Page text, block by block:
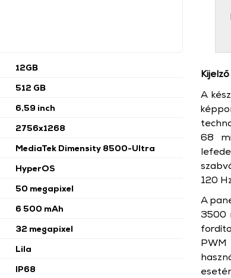
12GB
512 GB
6,59 inch
2756x1268
MediaTek Dimensity 8500-Ultra
HyperOS
50 megapixel
6 500 mAh
32 megapixel
Lila
IP68
A
68
120
A
3500
PWM